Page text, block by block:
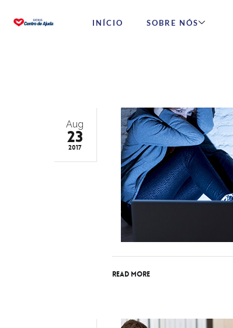
INÍCIO SOBRE NÓS
Aug
23
2017
Read More